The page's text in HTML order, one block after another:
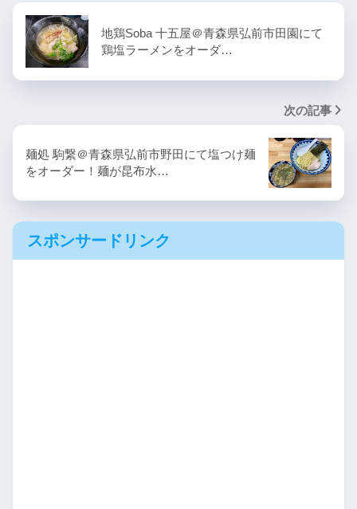
地鶏Soba 十五屋＠青森県弘前市田園にて
鶏塩ラーメンをオーダ…
次の記事
麺処 駒繋＠青森県弘前市野田にて塩つけ麺
をオーダー！麺が昆布水…
スポンサードリンク